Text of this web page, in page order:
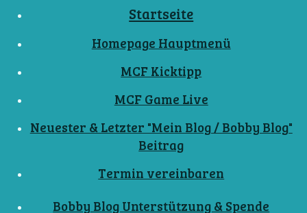
Startseite
Homepage Hauptmenü
MCF Kicktipp
MCF Game Live
Neuester & Letzter "Mein Blog / Bobby Blog"
Beitrag
Termin vereinbaren
Bobby Blog Unterstützung & Spende